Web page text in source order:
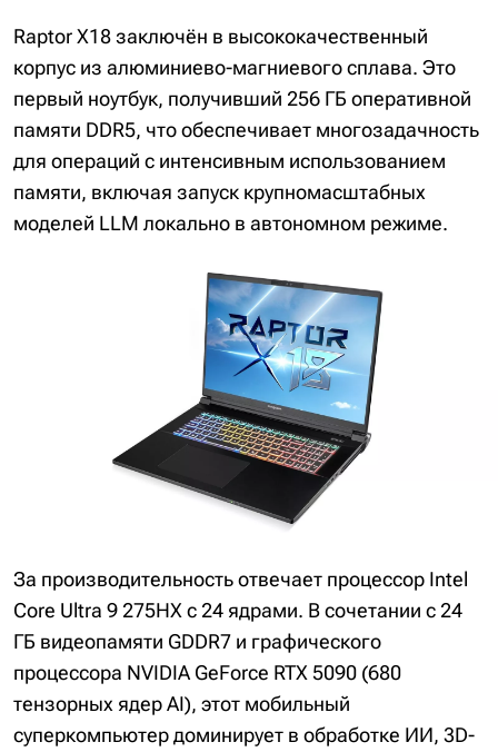
Raptor X18 заключён в высококачественный
корпус из алюминиево-магниевого сплава. Это
первый ноутбук, получивший 256 ГБ оперативной
памяти DDR5, что обеспечивает многозадачность
для операций с интенсивным использованием
памяти, включая запуск крупномасштабных
моделей LLM локально в автономном режиме.
За производительность отвечает процессор Intel
Core Ultra 9 275HX с 24 ядрами. В сочетании с 24
ГБ видеопамяти GDDR7 и графического
процессора NVIDIA GeForce RTX 5090 (680
тензорных ядер AI), этот мобильный
суперкомпьютер доминирует в обработке ИИ, 3D-